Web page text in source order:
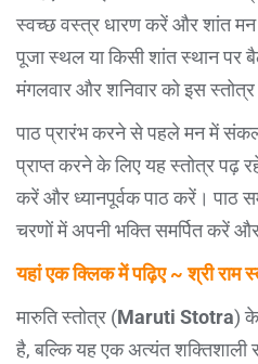
स्वच्छ वस्त्र धारण करें और शांत मन
पूजा स्थल या किसी शांत स्थान पर
मंगलवार और शनिवार को इस
पाठ प्रारंभ करने से पहले मन में
प्राप्त करने के लिए यह स्तोत्र पढ़
करें और ध्यानपूर्वक पाठ करें। पाठ
चरणों में अपनी भक्ति समर्पित करें और
यहां एक क्लिक में पढ़िए ~ श्री राम
मारुति स्तोत्र (Maruti Stotra)
है, बल्कि यह एक अत्यंत शक्तिशाली